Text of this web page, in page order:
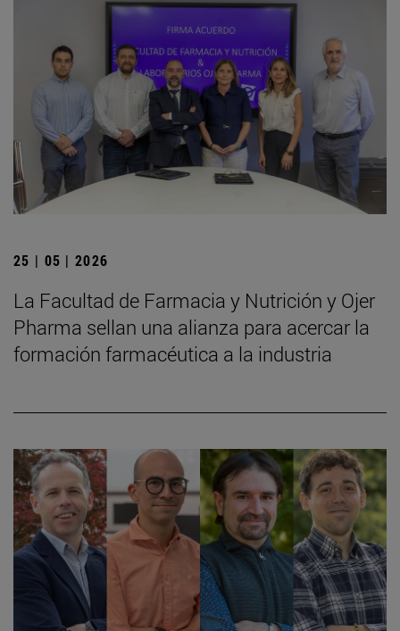
25 | 05 | 2026
La Facultad de Farmacia y Nutrición y Ojer
Pharma sellan una alianza para acercar la
formación farmacéutica a la industria